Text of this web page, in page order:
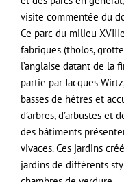
visite commentée du
Ce parc du milieu
fabriques (tholos,
l’anglaise datant de la
partie par Jacques
basses de hêtres et
d’arbres, d’arbustes et
des bâtiments
vivaces. Ces jardins
jardins de différents